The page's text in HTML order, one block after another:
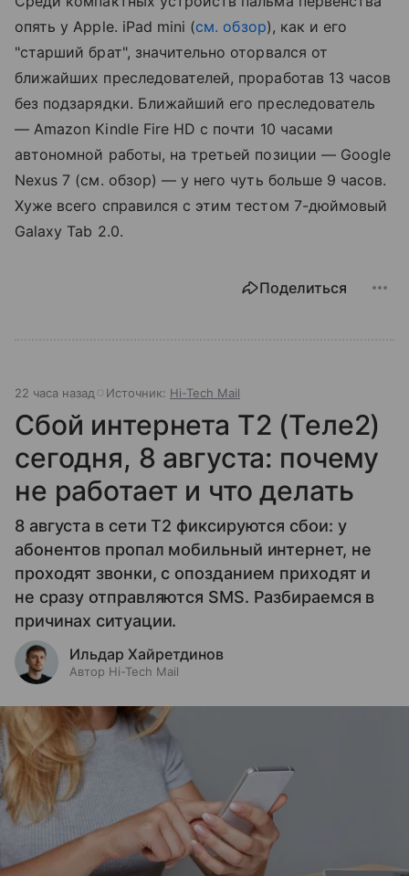
опять у Apple. iPad mini (см. обзор), как и его
"старший брат", значительно оторвался от
ближайших преследователей, проработав 13 часов
без подзарядки. Ближайший его преследователь
— Amazon Kindle Fire HD с почти 10 часами
автономной работы, на третьей позиции — Google
Nexus 7 (см. обзор) — у него чуть больше 9 часов.
Хуже всего справился с этим тестом 7-дюймовый
Galaxy Tab 2.0.
Поделиться
22 часа назад Источник: Hi-Tech Mail
Сбой интернета T2 (Теле2)
сегодня, 8 августа: почему
не работает и что делать
8 августа в сети T2 фиксируются сбои: у
абонентов пропал мобильный интернет, не
проходят звонки, с опозданием приходят и
не сразу отправляются SMS. Разбираемся в
причинах ситуации.
Ильдар Хайретдинов
Автор Hi-Tech Mail